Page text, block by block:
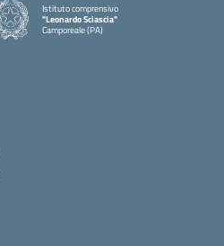
Istituto comprensivo
"Leonardo Sciascia"
Camporeale (PA)
— Visita la pagina iniziale della scuola